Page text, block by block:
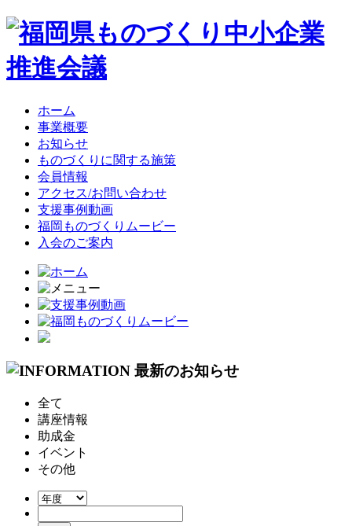
ホーム
事業概要
お知らせ
ものづくりに関する施策
会員情報
アクセス/お問い合わせ
支援事例動画
福岡ものづくりムービー
入会のご案内
全て
講座情報
助成金
イベント
その他